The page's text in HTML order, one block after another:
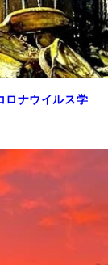
ロナウイルス学